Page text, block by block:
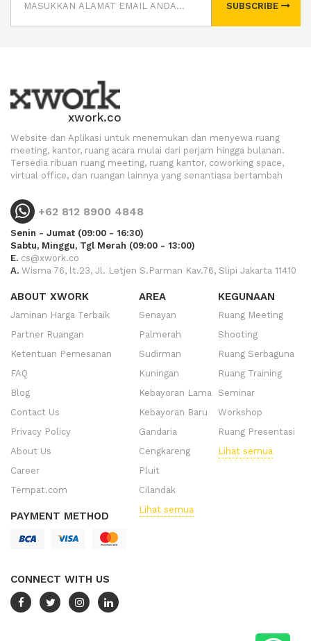
SUBSCRIBE
xwork.co
Website dan Aplikasi untuk menemukan dan menyewa ruang
meeting, kantor, ruang acara mulai dari perjam hingga bulanan.
Tersedia ribuan ruang meeting, ruang kantor, coworking space,
virtual office, dan ruangan lainnya yang senantiasa bertambah
+62 812 8900 4848
Senin - Jumat (09:00 - 16:30)
Sabtu, Minggu, Tgl Merah (09:00 - 13:00)
E. cs@xwork.co
A. Wisma 76, lt.23, Jl. Letjen S.Parman Kav.76, Slipi Jakarta 11410
ABOUT XWORK
Jaminan Harga Terbaik
Partner Ruangan
Ketentuan Pemesanan
FAQ
Blog
Contact Us
Privacy Policy
About Us
Career
Tempat.com
PAYMENT METHOD
CONNECT WITH US
AREA
Senayan
Palmerah
Sudirman
Kuningan
Kebayoran Lama
Kebayoran Baru
Gandaria
Cengkareng
Pluit
Cilandak
Lihat semua
KEGUNAAN
Ruang Meeting
Shooting
Ruang Serbaguna
Ruang Training
Seminar
Workshop
Ruang Presentasi
Lihat semua